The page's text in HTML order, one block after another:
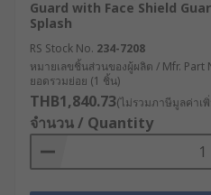
ดวงตา และบางส่วนของคอจา
เศษวัสดุ ละอองสารเคมี หรือสิ่
การติดเชื้อ ฝุ่น หรือแรงกระแท
ความเสี่ยงสูง
หน้ากากประเภทนี้สามารถใช้
ป้องกันอื่นเพื่อเพิ่มประสิทธิภา
หน้ากากกันสารพิษ หมวกนิรภัย
Guard with Face Shield
Splash
RS Stock No. 234-7208
หมายเลขชิ้นส่วนของผู้ผลิต / Mfr. Part
ยอดรวมย่อย (1 ชิ้น)
THB1,840.73(ไม่รวมภาษีมูลค่าเ
จำนวน / Quantity